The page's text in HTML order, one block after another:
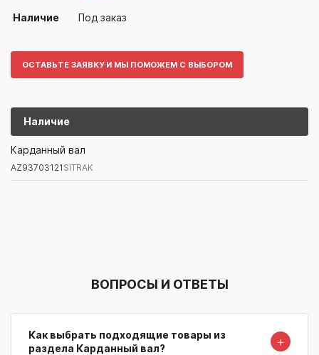
Наличие Под заказ
ОСТАВЬТЕ ЗАЯВКУ И МЫ ПОМОЖЕМ С ВЫБОРОМ
Наличие
Артикул/Бренд
AZ93703121SITRAK
Карданный вал
AZ93703121 SITRAK
ВОПРОСЫ И ОТВЕТЫ
Как выбрать подходящие товары из
раздела Карданный вал?
＋